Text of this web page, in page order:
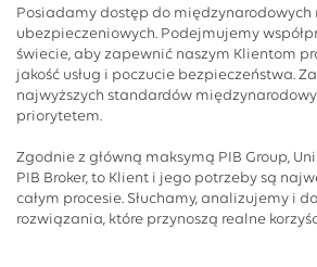
Posiadamy dostęp do międzynarodowych
ubezpieczeniowych. Podejmujemy
świecie, aby zapewnić naszym Klientom
jakość usług i poczucie bezpieczeństwa.
najwyższych standardów
priorytetem.
Zgodnie z główną maksymą PIB Group,
PIB Broker, to Klient i jego potrzeby są
całym procesie. Słuchamy, analizujemy i
rozwiązania, które przynoszą realne